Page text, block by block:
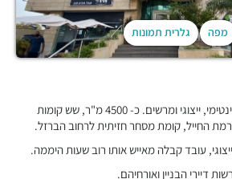
מפה גלרית תמונות
בניין משרדים ומסחר, אינטימי, ייצוגי ומרשים. כ- 4500 מ"ר, שש קומות
החייל, קומת מסחר חזיתית לרחוב הברזל.
עובד קבלה מאייש אותו רוב שעות היממה.
דיירי הבניין ואורחיהם.